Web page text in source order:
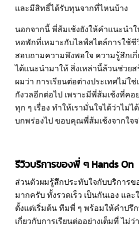
เเละมีสิทธิ์ได้รับทุนจากที่ไหนบ้าง
นอกจากนี้ พี่ส้มเช้งยังให้คำแนะนำใ
หอพักที่เหมาะกับไลฟ์สไตล์การใช้ชี
สอบถามความพึงพอใจ ความรู้สึกเ
ได้เเนะนำมาให้ สิ่งเหล่านี้ล้วนช่วย
ผมว่า การเรียนต่อต่างประเทศไม่ใ
กังวลอีกต่อไป เพราะมีพี่ส้มเช้งที่คอ
ทุก ๆ เรื่อง ทำให้เรามั่นใจได้ว่าไม่
บกพร่องไป ขอบคุณพี่ส้มเช้งจากใจ
รีวิวบริการของพี่ ๆ Hands On
ส่วนตัวผมรู้สึกประทับใจกับบริการข
มากครับ ทั้งรวดเร็ว เป็นกันเอง แล
ตั้งแต่เริ่มต้น ทีมพี่ ๆ พร้อมให้คำปรึ
เกี่ยวกับการเรียนต่ออย่างเต็มที่ ไม่ว่